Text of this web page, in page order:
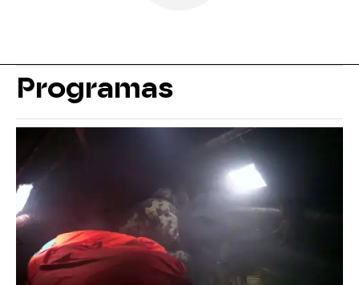
Programas